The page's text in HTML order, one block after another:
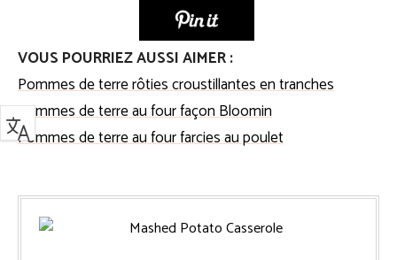
VOUS POURRIEZ AUSSI AIMER :
Pommes de terre rôties croustillantes en tranches
Pommes de terre au four façon Bloomin
Pommes de terre au four farcies au poulet